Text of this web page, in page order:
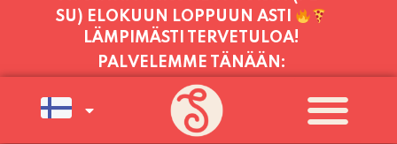
PALVELEMME PÄIVITTÄIN (MA-SU
KLO 11-21) SUNNUNTAIHIN 16.8.
SAAKKA JONKA JÄLKEEN OLEMME
AVOINNA VIIKONLOPPUISIN (PE-
SU) ELOKUUN LOPPUUN ASTI
LÄMPIMÄSTI TERVETULOA!